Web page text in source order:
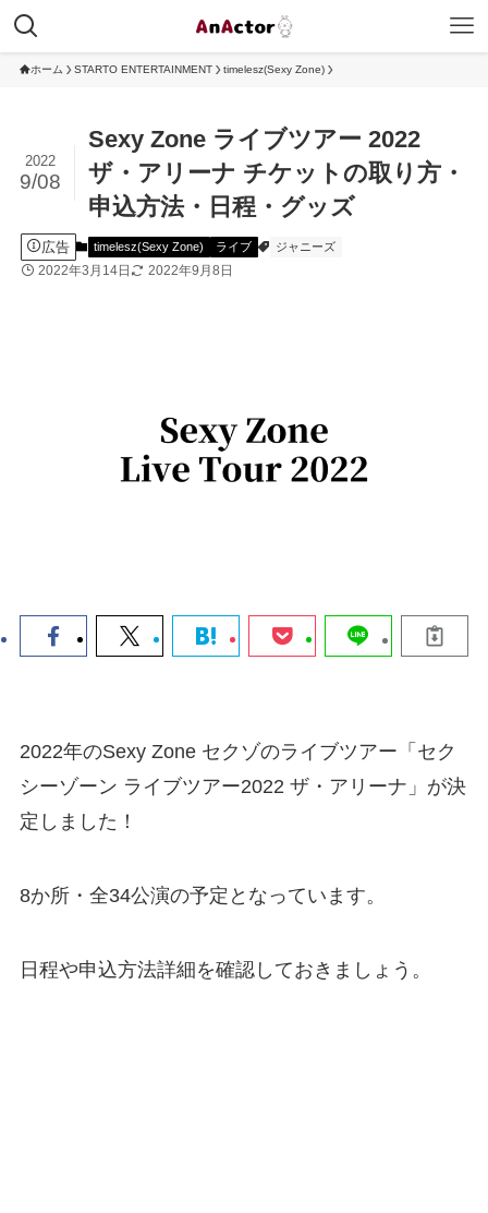
ホーム STARTO ENTERTAINMENT timelesz(Sexy Zone)
Sexy Zone ライブツアー 2022
ザ・アリーナ チケットの取り方・
申込方法・日程・グッズ
2022
9/08
広告 timelesz(Sexy Zone) ライブ ジャニーズ
2022年3月14日 2022年9月8日
2022年のSexy Zone セクゾのライブツアー「セク
シーゾーン ライブツアー2022 ザ・アリーナ」が決
定しました！
8か所・全34公演の予定となっています。
日程や申込方法詳細を確認しておきましょう。